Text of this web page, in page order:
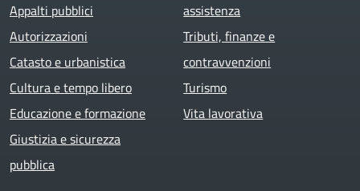
Appalti pubblici
Autorizzazioni
Catasto e urbanistica
Cultura e tempo libero
Educazione e formazione
Giustizia e sicurezza
pubblica
assistenza
Tributi, finanze e
contravvenzioni
Turismo
Vita lavorativa